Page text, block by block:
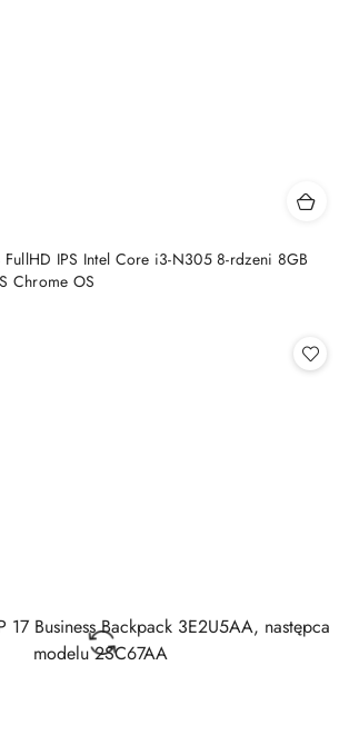
IPS Intel Core i3-N305 8-rdzeni 8GB
Chrome OS